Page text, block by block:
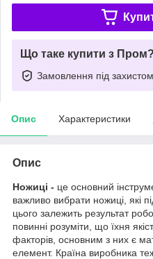
Що таке купити з Пром?
Замовлення під захистом
Опис Характеристики
Опис
Ножиці - це основний
важливо вибрати ножиці, які
цього залежить результат
повинні розуміти, що їхня
факторів, основним з них є
елемент. Країна виробника